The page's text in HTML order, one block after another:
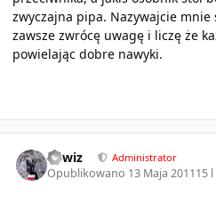
zwyczajna pipa. Nazywajcie
zawsze zwrócę uwagę i liczę że
powielając dobre nawyki.
sirwiz Administrator
Opublikowano 13 Maja 201115 l